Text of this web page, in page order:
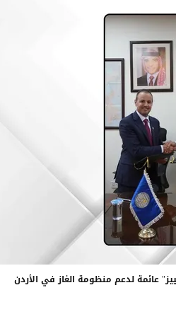
عائمة لدعم منظومة الغاز في الأردن